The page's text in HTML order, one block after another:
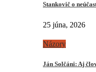
Stankovič o
25 júna, 2026
Názory
Ján Solčáni: Aj